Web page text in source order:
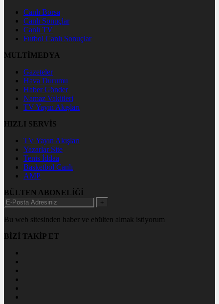
Canlı Borsa
Canlı Sonuçlar
Canlı TV
Futbol Canlı Sonuçlar
MULTİMEDYA
Gazeteler
Hava Durumu
Haber Gönder
Namaz Vakitleri
TV Yayın Akışları
HIZLI SERVİS
TV Yayın Akışları
Yazarlar Site
Tenis İddaa
Basketbol Canlı
AMP
BÜLTEN ABONELİĞİ
+
Bu web sitesinden haber ve ebülten almak istiyorum
BİZİ TAKİP ET